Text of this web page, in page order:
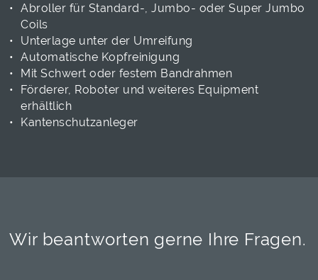
Abroller für Standard-, Jumbo- oder Super Jumbo
Coils
Unterlage unter der Umreifung
Automatische Kopfreinigung
Mit Schwert oder festem Bandrahmen
Förderer, Roboter und weiteres Equipment
erhältlich
Kantenschutzanleger
Wir beantworten gerne Ihre Fragen.